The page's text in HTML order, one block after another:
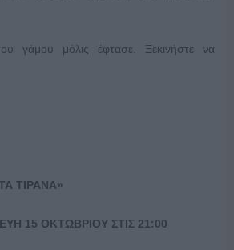
γάμου μόλις έφτασε. Ξεκινήστε να
ΤΙΡΑΝΑ»
15 ΟΚΤΩΒΡΙΟΥ ΣΤΙΣ 21:00